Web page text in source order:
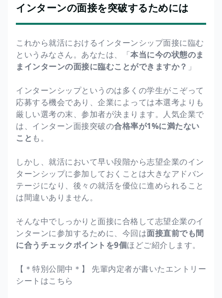
インターンの面接を突破するためには
これから就活におけるインターンシップ面接に臨む
というみなさん。あなたは、「本当に今の状態のま
まインターンの面接に臨むことができますか？ 」
インターンシップというのは多くの学生がこぞって
応募する機会であり、企業によっては本選考よりも
厳しい選考の末、参加者が決まります。人気企業で
は、インターン面接突破の合格率が1%に満たない
こと も。
しかし、就活において早い段階から志望企業のイン
ターンシップに参加しておくことは大きなアドバン
テージになり、後々の就活を優位に進められること
は間違いありません。
そんな中でしっかりと面接に合格して志望企業のイ
ンターンに参加するために、今回は面接直前でも間
に合うチェックポイントを9個ほどご紹介します。
【＊特別公開中＊】 先輩内定者が書いたエントリー
シートはこちら